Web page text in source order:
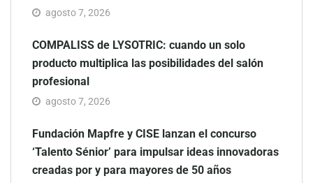
agosto 7, 2026
COMPALISS de LYSOTRIC: cuando un solo
producto multiplica las posibilidades del salón
profesional
agosto 7, 2026
Fundación Mapfre y CISE lanzan el concurso
‘Talento Sénior’ para impulsar ideas innovadoras
creadas por y para mayores de 50 años